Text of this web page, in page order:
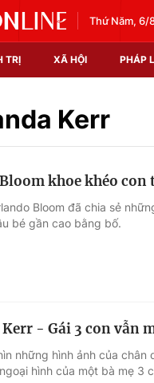
Thứ Năm, 6/
TRỊ XÃ HỘI PHÁP
đây
Kerr
khoe khéo
Bloom đã chia sẻ
bé gần cao bằng bố.
- Gái 3 con vẫn
những hình ảnh của
hình của một bà mẹ 3